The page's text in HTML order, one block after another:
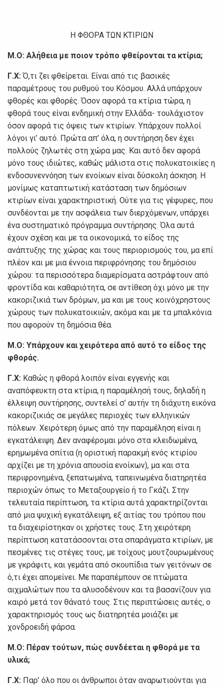
Η ΦΘΟΡΑ ΤΩΝ ΚΤΙΡΙΩΝ
Μ.Ο: Αλήθεια με ποιον τρόπο φθείρονται τα κτίρια;
Γ.Χ:Ό,τι ζει φθείρεται. Είναι από τις βασικές
παραμέτρους του ρυθμού του Κόσμου. Αλλά υπάρχουν
φθορές και φθορές. Όσον αφορά τα κτίρια τώρα, η
φθορά τους είναι ενδημική στην Ελλάδα- τουλάχιστον
όσον αφορά τις όψεις των κτιρίων. Υπάρχουν πολλοί
λόγοι γι’ αυτό. Πρώτα απ’ όλα, η συντήρηση δεν έχει
πολλούς ζηλωτές στη χώρα μας. Και αυτό δεν αφορά
μόνο τους ιδιώτες, καθώς μάλιστα στις πολυκατοικίες η
ενδοσυνεννόηση των ενοίκων είναι δύσκολη άσκηση. Η
μονίμως καταπτωτική κατάσταση των δημόσιων
κτιρίων είναι χαρακτηριστική. Ούτε για τις γέφυρες, που
συνδέονται με την ασφάλεια των διερχόμενων, υπάρχει
ένα συστηματικό πρόγραμμα συντήρησης. Όλα αυτά
έχουν σχέση και με τα οικονομικά, το είδος της
ανάπτυξης της χώρας και τους περιορισμούς του, μα επί
πλέον και με μια έννοια περιφρόνησης του δημόσιου
χώρου: τα περισσότερα διαμερίσματα αστράφτουν από
φροντίδα και καθαριότητα, σε αντίθεση όχι μόνο με την
κακοριζικιά των δρόμων, μα και με τους κοινόχρηστους
χώρους των πολυκατοικιών, ακόμα και με τα μπαλκόνια
που αφορούν τη δημόσια θέα.
Μ.Ο: Υπάρχουν και χειρότερα από αυτό το είδος της
φθοράς.
Γ.Χ: Καθώς η φθορά λοιπόν είναι εγγενής και
αναπόφευκτη στα κτίρια, η παραμέλησή τους, δηλαδή η
έλλειψη συντήρησης, συντελεί σ’ αυτήν τη διάχυτη εικόνα
κακοριζικιάς σε μεγάλες περιοχές των ελληνικών
πόλεων. Χειρότερη όμως από την παραμέληση είναι η
εγκατάλειψη. Δεν αναφέρομαι μόνο στα κλειδωμένα,
ερημωμένα σπίτια (η οριστική παρακμή ενός κτιρίου
αρχίζει με τη χρόνια απουσία ενοίκων), μα και στα
περιφρονημένα, ξεπατωμένα, ταπεινωμένα διατηρητέα
περιοχών όπως το Μεταξουργείο ή το Γκάζι. Στην
τελευταία περίπτωση, τα κτίρια αυτά χαρακτηρίζονται
από μια ψυχική εγκατάλειψη, εξ αιτίας του τρόπου που
τα διαχειρίστηκαν οι χρήστες τους. Στη χειρότερη
περίπτωση κατατάσσονται στα σπαράγματα κτιρίων, με
πεσμένες τις στέγες τους, με τοίχους μουτζουρωμένους
με γκράφιτι, και γεμάτα από σκουπίδια των γειτόνων σε
ό,τι έχει απομείνει. Με παραπέμπουν σε πτώματα
αιχμαλώτων που τα αλυσοδένουν και τα βασανίζουν για
καιρό μετά τον θάνατό τους. Στις περιπτώσεις αυτές, ο
χαρακτηρισμός τους ως διατηρητέα μοιάζει με
χονδροειδή φάρσα.
Μ.Ο: Πέραν τούτων, πώς συνδέεται η φθορά με τα
υλικά;
Γ.Χ: Παρ’ όλο που οι άνθρωποι όταν αναρωτιούνται για